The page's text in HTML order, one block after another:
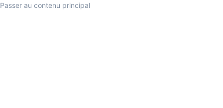
Passer au contenu principal